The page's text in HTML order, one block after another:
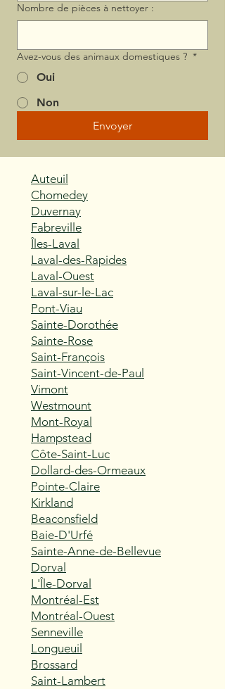
Nombre de pièces à nettoyer :
Avez-vous des animaux domestiques ? *
Oui
Non
Envoyer
Auteuil
Chomedey
Duvernay
Fabreville
Îles-Laval
Laval-des-Rapides
Laval-Ouest
Laval-sur-le-Lac
Pont-Viau
Sainte-Dorothée
Sainte-Rose
Saint-François
Saint-Vincent-de-Paul
Vimont
Westmount
Mont-Royal
Hampstead
Côte-Saint-Luc
Dollard-des-Ormeaux
Pointe-Claire
Kirkland
Beaconsfield
Baie-D'Urfé
Sainte-Anne-de-Bellevue
Dorval
L'Île-Dorval
Montréal-Est
Montréal-Ouest
Senneville
Longueuil
Brossard
Saint-Lambert